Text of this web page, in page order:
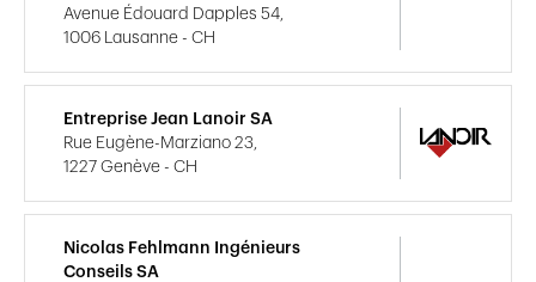
Avenue Édouard Dapples 54,
1006 Lausanne - CH
Entreprise Jean Lanoir SA
Rue Eugène-Marziano 23,
1227 Genève - CH
Nicolas Fehlmann Ingénieurs
Conseils SA